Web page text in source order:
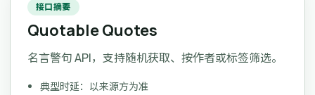
接口摘要
Quotable Quotes
名言警句 API，支持随机获取、按作者或标签筛选。
典型时延：以来源方为准